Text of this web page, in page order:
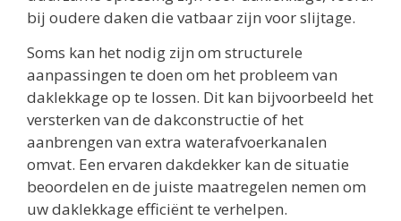
bij oudere daken die vatbaar zijn voor slijtage.
Soms kan het nodig zijn om structurele
aanpassingen te doen om het probleem van
daklekkage op te lossen. Dit kan bijvoorbeeld het
versterken van de dakconstructie of het
aanbrengen van extra waterafvoerkanalen
omvat. Een ervaren dakdekker kan de situatie
beoordelen en de juiste maatregelen nemen om
uw daklekkage efficiënt te verhelpen.